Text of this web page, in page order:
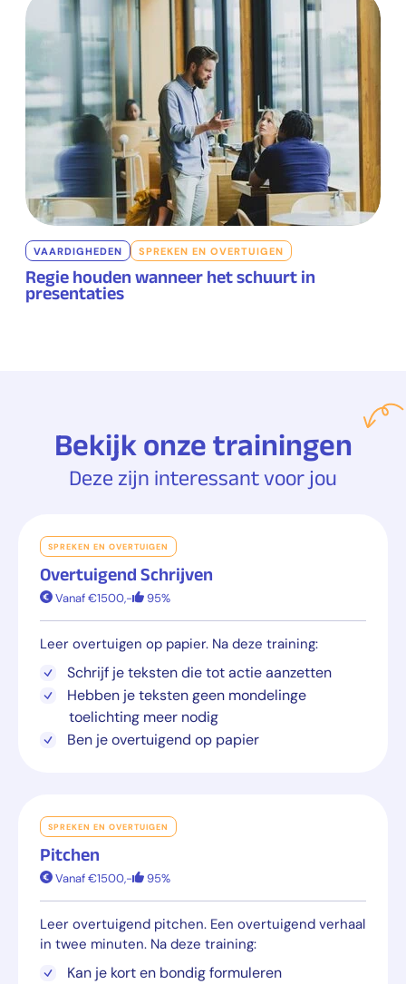
VAARDIGHEDEN SPREKEN EN OVERTUIGEN
Regie houden wanneer het schuurt in
presentaties
Bekijk onze trainingen
Deze zijn interessant voor jou
SPREKEN EN OVERTUIGEN
Overtuigend Schrijven
Vanaf €1500,- 95%
Leer overtuigen op papier. Na deze training:
Schrijf je teksten die tot actie aanzetten
Hebben je teksten geen mondelinge
toelichting meer nodig
Ben je overtuigend op papier
SPREKEN EN OVERTUIGEN
Pitchen
Vanaf €1500,- 95%
Leer overtuigend pitchen. Een overtuigend verhaal
in twee minuten. Na deze training:
Kan je kort en bondig formuleren